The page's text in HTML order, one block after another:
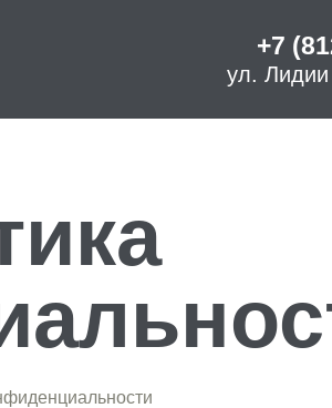
+7
ул.